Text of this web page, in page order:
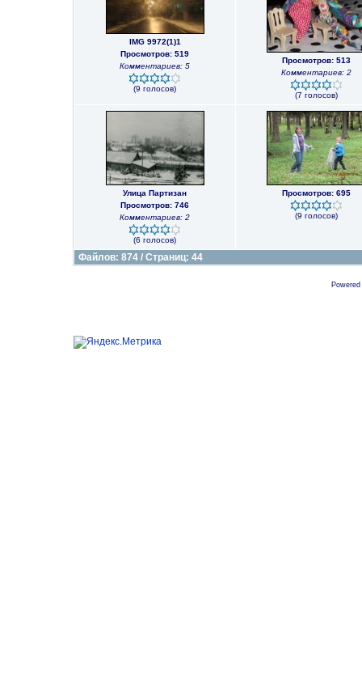
IMG 9972(1)1
Просмотров: 519
Комментариев: 5
(9 голосов)
Просмотров: 513
Комментариев: 2
(7 голосов)
Улица Партизан
Просмотров: 746
Комментариев: 2
(6 голосов)
Просмотров: 695
(9 голосов)
Файлов: 874 / Страниц: 44